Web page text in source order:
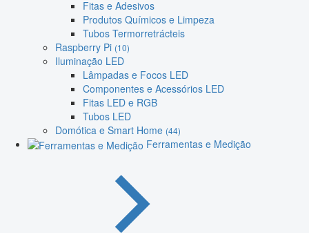
Fitas e Adesivos
Produtos Químicos e Limpeza
Tubos Termorretrácteis
Raspberry Pi (10)
Iluminação LED
Lâmpadas e Focos LED
Componentes e Acessórios LED
Fitas LED e RGB
Tubos LED
Domótica e Smart Home (44)
Ferramentas e Medição